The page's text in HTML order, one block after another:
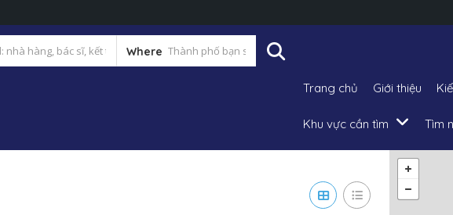
Where
Trang chủ Giới thiệu
Khu vực cần tìm Tìm